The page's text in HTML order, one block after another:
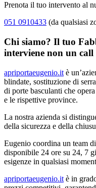
Prenota il tuo intervento al
051 0910433 (da qualsiasi
Chi siamo? Il tuo
interviene non un call
apriportaeugenio.it è
blindate, sostituzione di
di porte basculanti che
e le rispettive province.
La nostra azienda si
della sicurezza e della
Eugenio coordina un team
disponibile 24 ore su 24, 7
esigenze in qualsiasi
apriportaeugenio.it è in